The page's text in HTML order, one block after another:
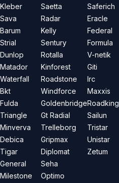
Kleber
Sava
Barum
Strial
Dunlop
Matador
Waterfall
Bkt
Fulda
Triangle
Minverva
Debica
Tigar
General
Milestone
Saetta
Radar
Kelly
Sentury
Rotalla
Kinforest
Roadstone
Windforce
Goldenbridge
Gt Radial
Trelleborg
Gripmax
Diplomat
Seha
Optimo
Saferich
Eracle
Federal
Formula
V-netik
Giti
Irc
Maxxis
Roadking
Sailun
Tristar
Unistar
Zetum